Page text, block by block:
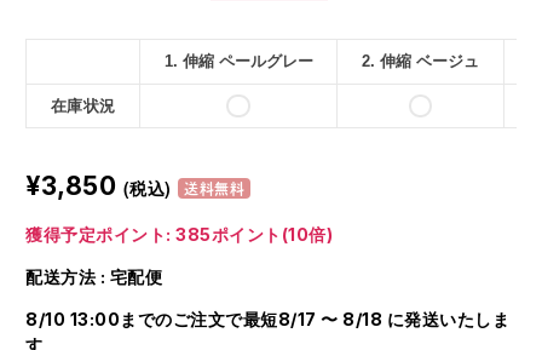
在庫状況
1. 伸縮 ペールグレー 2. 伸縮 ベージュ
¥3,850 (税込) 送料無料
獲得予定ポイント: 385ポイント(10倍)
配送方法 : 宅配便
8/10 13:00までのご注文で最短8/17 〜 8/18 に発送いたしま
す